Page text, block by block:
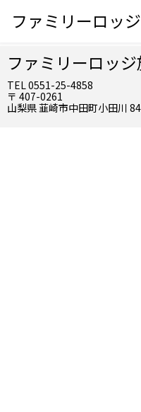
ファミリーロッ
ファミリーロッ
TEL 0551-25-4858
〒 407-0261
山梨県 韮崎市中田町小田川